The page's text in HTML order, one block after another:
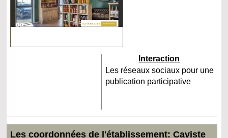
Interaction
Les réseaux sociaux pour une
publication participative
Les coordonnées de l'établissement: Caviste